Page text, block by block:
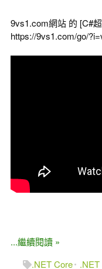
9vs1.com網站 的 [C#
https://9vs1.com/go/
...繼續閱讀 »
.NET Core
.NET